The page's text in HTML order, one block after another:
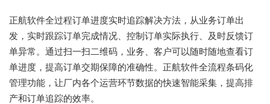
正航软件全过程订单进度实时追踪解决方法，从业务订单出
发，实时跟踪订单完成情况、控制订单实际执行、及时反馈订
单异常。通过扫一扫二维码，业务、客户可以随时随地查看订
单进度，提高订单交期保障的准确性。正航软件全流程条码化
管理功能，让厂内各个运营环节数据的快速智能采集，提高排
产和订单追踪的效率。